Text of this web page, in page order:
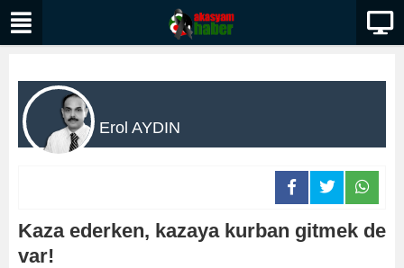
Erol AYDIN
Kaza ederken, kazaya kurban gitmek de
var!